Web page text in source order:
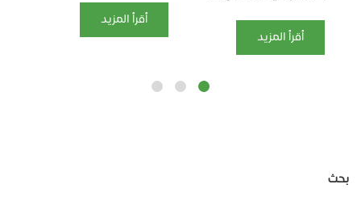
أقرأ المزيد
أقرأ المزيد
بحث